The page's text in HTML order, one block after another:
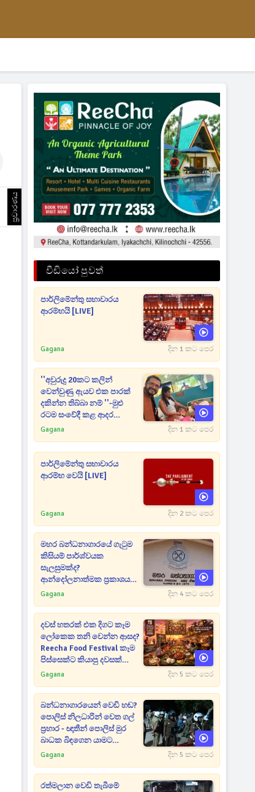
ප්‍රචාරණය
වීඩියෝ පුවත්
පාර්ලිමේන්තු සභාවාරය
ආරම්භයි [LIVE]
Gagana දින 1 කට පෙර
''අවුරුදු 20කට කලින්
වෙන්වුණු ඇයව එක පාරක්
දකින්න තිබ්බා නම් ''-මුළු
රටම සංවේදී කළ ආදර
අමරණීය මතකය
Gagana දින 1 කට පෙර
පාර්ලිමේන්තු සභාවාරය
ආරම්භ වෙයි [LIVE]
Gagana දින 2 කට පෙර
මහර බන්ධනාගාරයේ ගැටුම
කිසියම් පාර්ශ්වයක
සැලසුමක්ද?
ආන්දෝලනාත්මක ප්‍රකාශයක්
එළියට [VIDEO]
Gagana දින 4 කට පෙර
දවස් හතරක් එක දිගට කෑම
ලෝකෙක තනි වෙන්න ආසද?
Reecha Food Festival කෑම
පිස්සෙක්ට කියාපු දවසක්
මෙන්න
Gagana දින 5 කට පෙර
බන්ධනාගාරයෙන් වෙඩි හඬ?
පොලිස් නිලධාරින් වෙත ගල්
ප්‍රහාර - ඥාතීන් පොලිස් මුර
බාධක බිඳගෙන යාමට
උත්සාහයක [VIDEO]
Gagana දින 5 කට පෙර
රත්මලාන වෙඩි තැබීමේ